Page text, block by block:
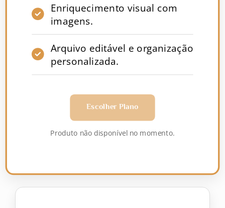
Enriquecimento visual com
imagens.
Arquivo editável e organização
personalizada.
Escolher Plano
Produto não disponível no momento.